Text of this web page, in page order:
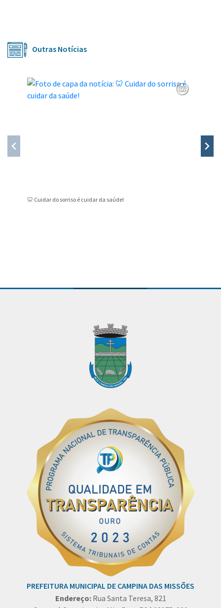
Outras Notícias
🦷 Cuidar do sorriso é cuidar da saúde!
PREFEITURA MUNICIPAL DE CAMPINA DAS MISSÕES
Endereço: Rua Santa Teresa, 821